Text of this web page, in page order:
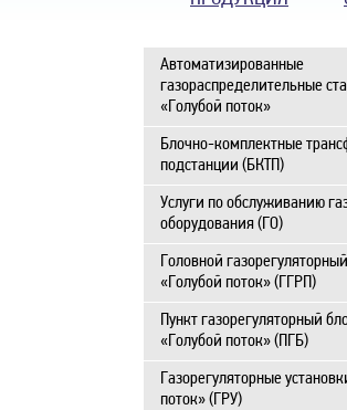
Автоматизированные
газораспределительные
«Голубой поток»
Блочно-комплектные
подстанции (БКТП)
Услуги по обслуживанию
оборудования (ГО)
Головной
«Голубой поток» (ГГРП)
Пункт газорегуляторный
«Голубой поток» (ПГБ)
Газорегуляторные
поток» (ГРУ)